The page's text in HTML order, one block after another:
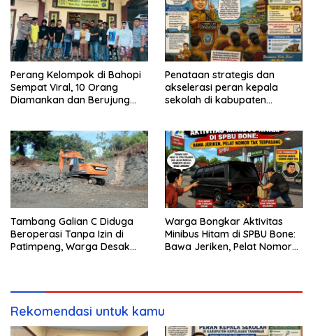
Perang Kelompok di Bahopi
Sempat Viral, 10 Orang
Diamankan dan Berujung
Penataan strategis dan
akselerasi peran kepala
sekolah di kabupaten
Tambang Galian C Diduga
Beroperasi Tanpa Izin di
Patimpeng, Warga Desak
Warga Bongkar Aktivitas
Minibus Hitam di SPBU Bone:
Bawa Jeriken, Pelat Nomor
Rekomendasi untuk kamu